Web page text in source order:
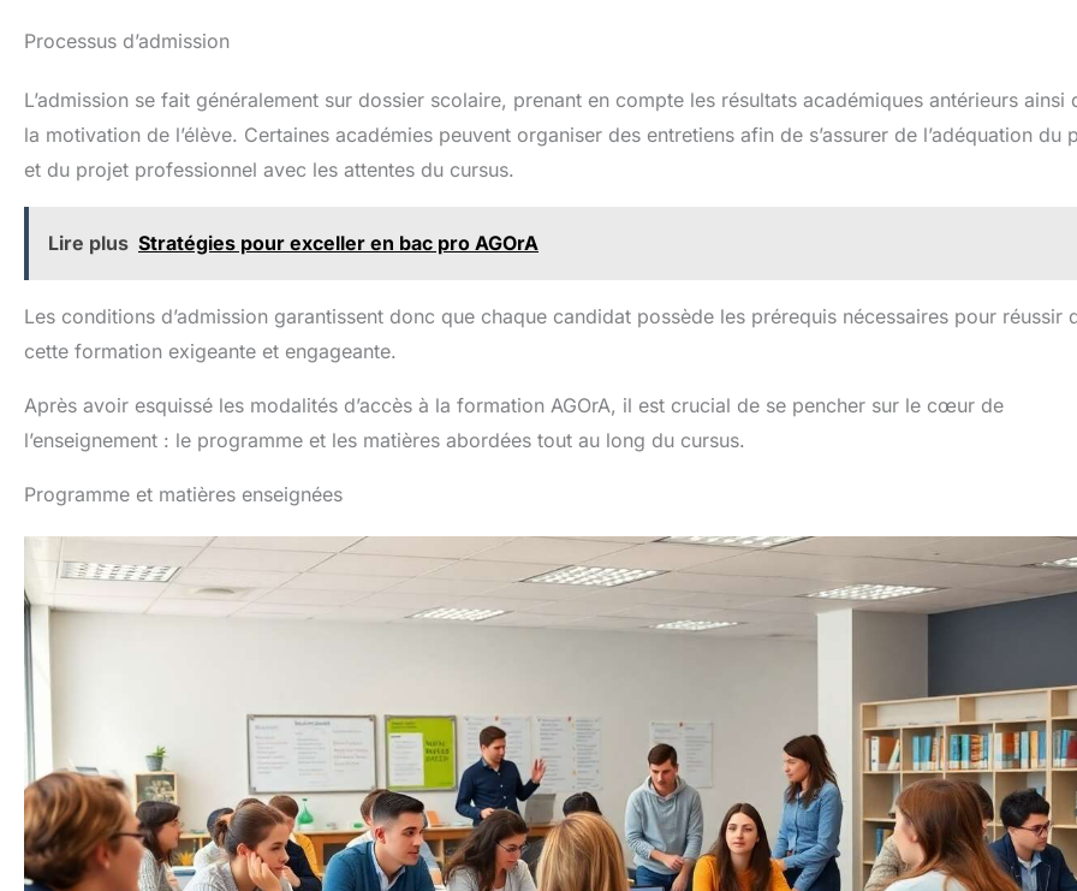
Processus d’admission
L’admission se fait généralement sur dossier scolaire, prenant en compte les résultats académiques antérieurs ainsi
la motivation de l’élève. Certaines académies peuvent organiser des entretiens afin de s’assurer de l’adéquation du
et du projet professionnel avec les attentes du cursus.
Lire plus Stratégies pour exceller en bac pro AGOrA
Les conditions d’admission garantissent donc que chaque candidat possède les prérequis nécessaires pour réussir
cette formation exigeante et engageante.
Après avoir esquissé les modalités d’accès à la formation AGOrA, il est crucial de se pencher sur le cœur de
l’enseignement : le programme et les matières abordées tout au long du cursus.
Programme et matières enseignées